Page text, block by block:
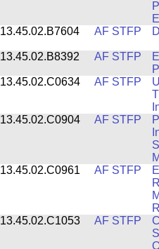
13.45.02.B7604
AF STFP
13.45.02.B8392 AF STFP
13.45.02.C0634
AF STFP
13.45.02.C0904
AF STFP
13.45.02.C0961
AF STFP
13.45.02.C1053
AF STFP